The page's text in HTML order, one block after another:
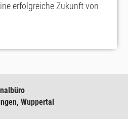
erfolgreiche Zukunft von
Wuppertal